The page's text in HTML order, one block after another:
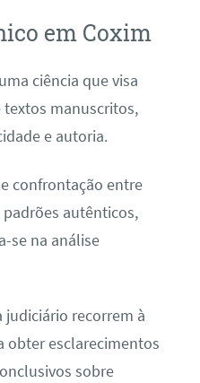
em Coxim
ciência que visa
manuscritos,
e autoria.
confrontação entre
autênticos,
se na análise
judiciário recorrem à
obter esclarecimentos
sobre